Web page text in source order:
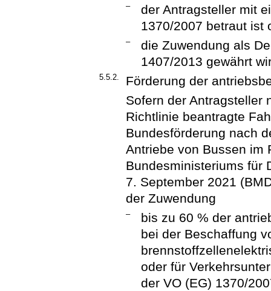
–
der Antragsteller mit
1370/2007 betraut ist
–
die Zuwendung als
1407/2013 gewährt
5.5.2.
Förderung der
Sofern der Antragsteller
Richtlinie beantragte
Bundesförderung nach
Antriebe von Bussen im
Bundesministeriums für
7. September 2021
der Zuwendung
–
bis zu 60 % der
bei der Beschaffung
oder für
der VO (EG) 1370/